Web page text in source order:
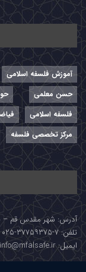
آموزش فلسفه اسلامی
حسن معلمی
فلسفه اسلامی
مرکز تخصصی فلسفه
آدرس: شهر مقدس قم – خیابان ۱۹ دی (باجک) – کوچه
تلفن: ۷-۳۷۷۵۹۳۷۵-۰۲۵
ایمیل: info@mfalsafe.ir